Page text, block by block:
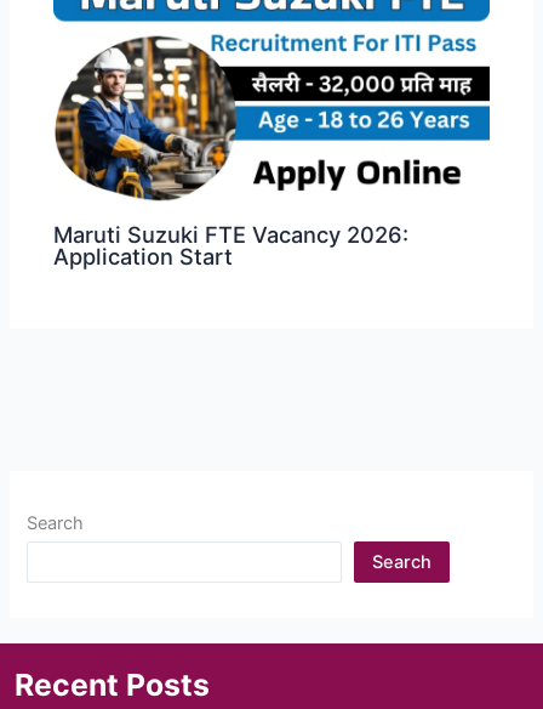
Maruti Suzuki FTE Vacancy 2026:
Application Start
Search
Search
Recent Posts